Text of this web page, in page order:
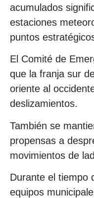
acumulados
estaciones
puntos
El Comité de
que la franja sur
oriente al
deslizamientos.
También se
propensas a
movimientos de
Durante el tiempo
equipos